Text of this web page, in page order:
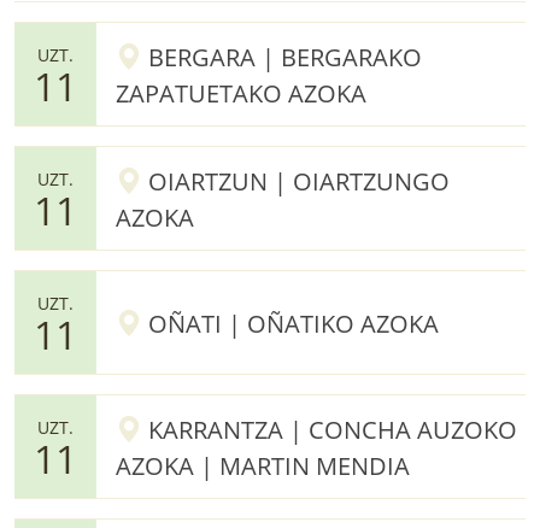
UZT.
11
BERGARA | BERGARAKO
ZAPATUETAKO AZOKA
UZT.
11
OIARTZUN | OIARTZUNGO
AZOKA
UZT.
11 OÑATI | OÑATIKO AZOKA
UZT.
11
KARRANTZA | CONCHA AUZOKO
AZOKA | MARTIN MENDIA